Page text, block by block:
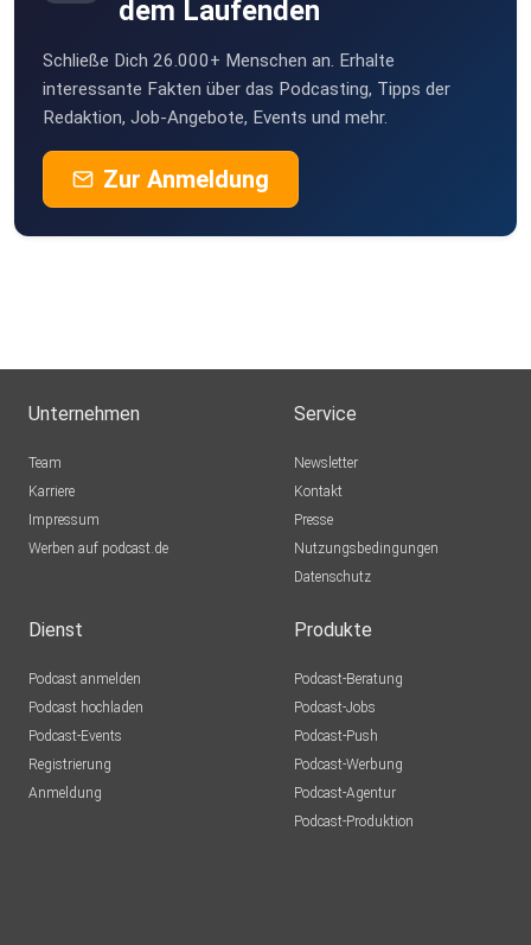
dem Laufenden
Schließe Dich 26.000+ Menschen an. Erhalte
interessante Fakten über das Podcasting, Tipps der
Redaktion, Job-Angebote, Events und mehr.
Zur Anmeldung
Unternehmen
Team
Karriere
Impressum
Werben auf podcast.de
Service
Newsletter
Kontakt
Presse
Nutzungsbedingungen
Datenschutz
Dienst
Podcast anmelden
Podcast hochladen
Podcast-Events
Registrierung
Anmeldung
Produkte
Podcast-Beratung
Podcast-Jobs
Podcast-Push
Podcast-Werbung
Podcast-Agentur
Podcast-Produktion